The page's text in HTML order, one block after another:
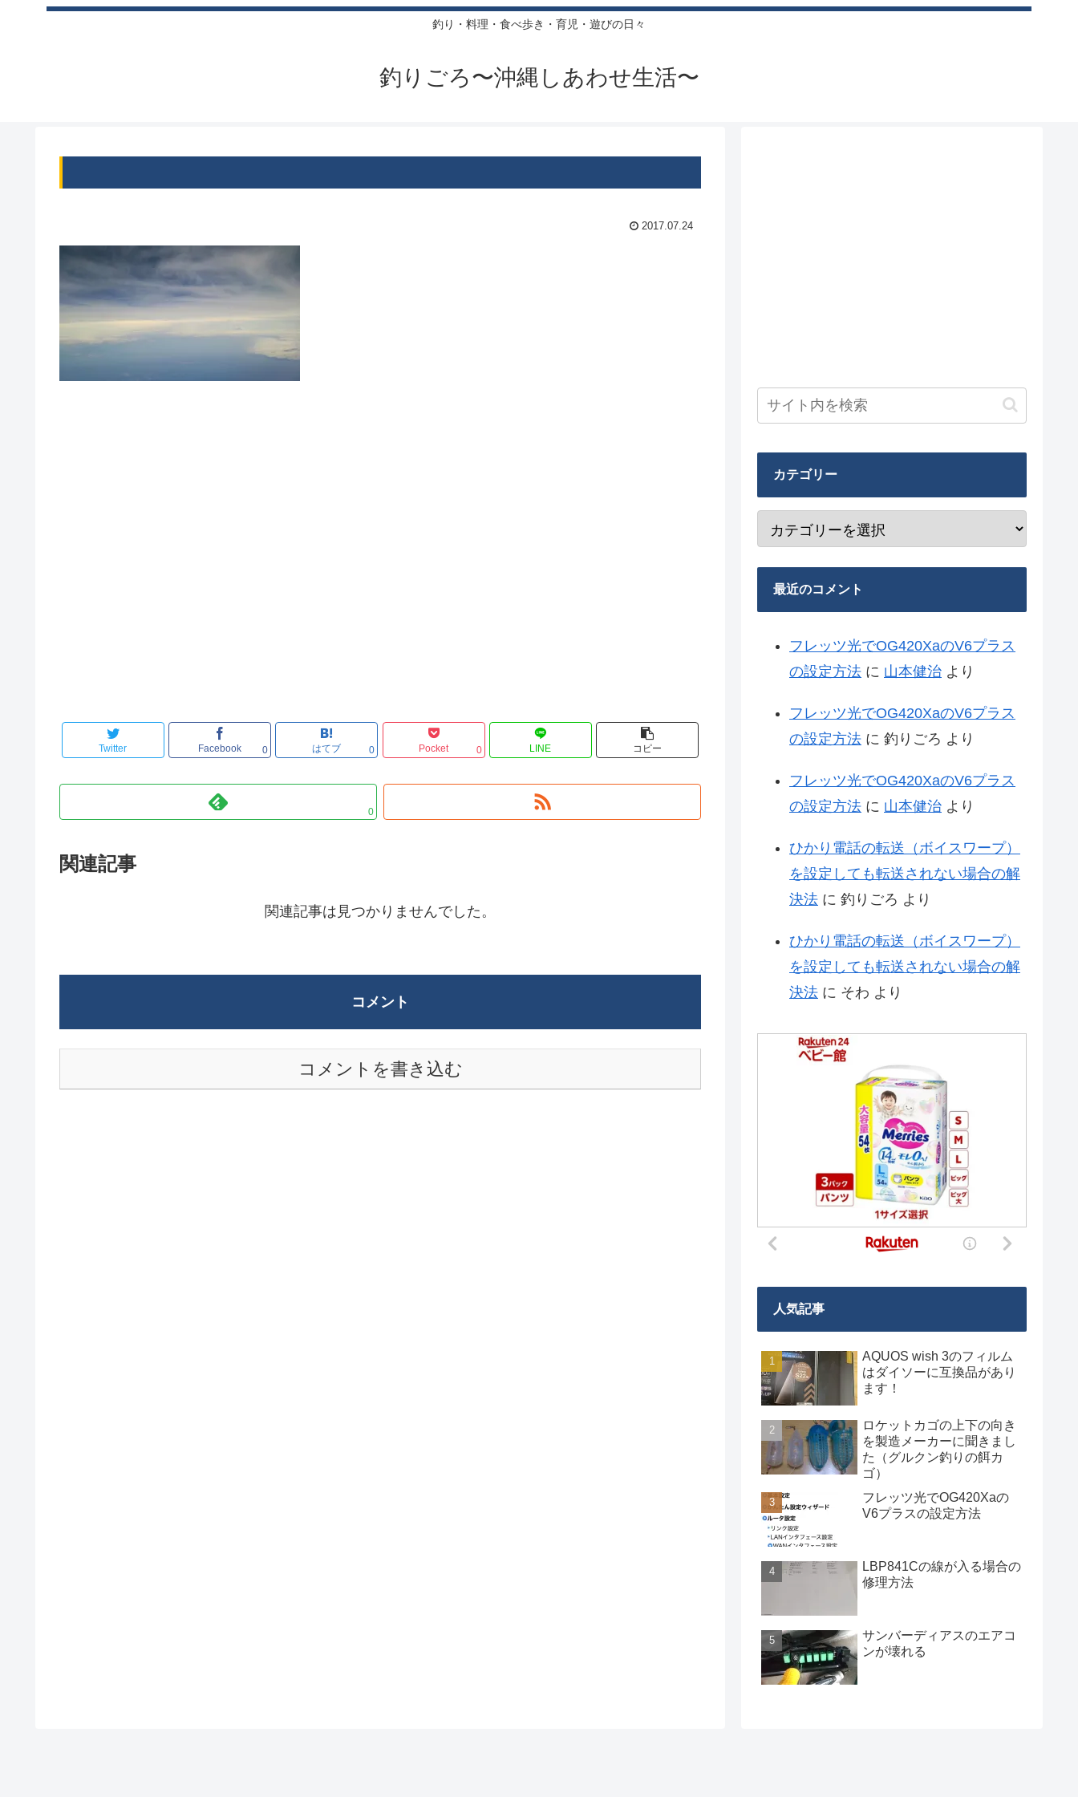
釣り・料理・食べ歩き・育児・遊びの日々
釣りごろ〜沖縄しあわせ生活〜
2017.07.24
Twitter Facebook 0 はてブ 0 Pocket 0 LINE コピー
0
関連記事
関連記事は見つかりませんでした。
コメント
コメントを書き込む
カテゴリー
最近のコメント
フレッツ光でOG420XaのV6プラス
の設定方法 に 山本健治 より
フレッツ光でOG420XaのV6プラス
の設定方法 に 釣りごろ より
フレッツ光でOG420XaのV6プラス
の設定方法 に 山本健治 より
ひかり電話の転送（ボイスワープ）
を設定しても転送されない場合の解
決法 に 釣りごろ より
ひかり電話の転送（ボイスワープ）
を設定しても転送されない場合の解
決法 に そわ より
人気記事
AQUOS wish 3のフィルム
はダイソーに互換品があり
ます！
ロケットカゴの上下の向き
を製造メーカーに聞きまし
た（グルクン釣りの餌カ
ゴ）
フレッツ光でOG420Xaの
V6プラスの設定方法
LBP841Cの線が入る場合の
修理方法
サンバーディアスのエアコ
ンが壊れる